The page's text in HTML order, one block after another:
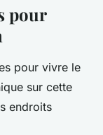
pour
pour vivre le
sur cette
endroits